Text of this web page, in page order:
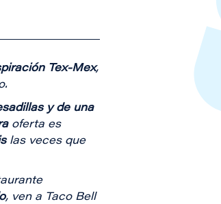
Tex-Mex,
y de una
oferta es
las veces que
, ven a Taco Bell